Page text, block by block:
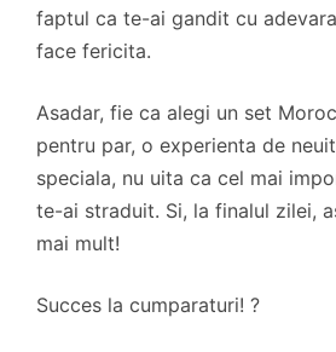
faptul ca te-ai gandit cu
face fericita.
Asadar, fie ca alegi un set
pentru par, o experienta de
speciala, nu uita ca cel mai
te-ai straduit. Si, la finalul zilei,
mai mult!
Succes la cumparaturi! ?